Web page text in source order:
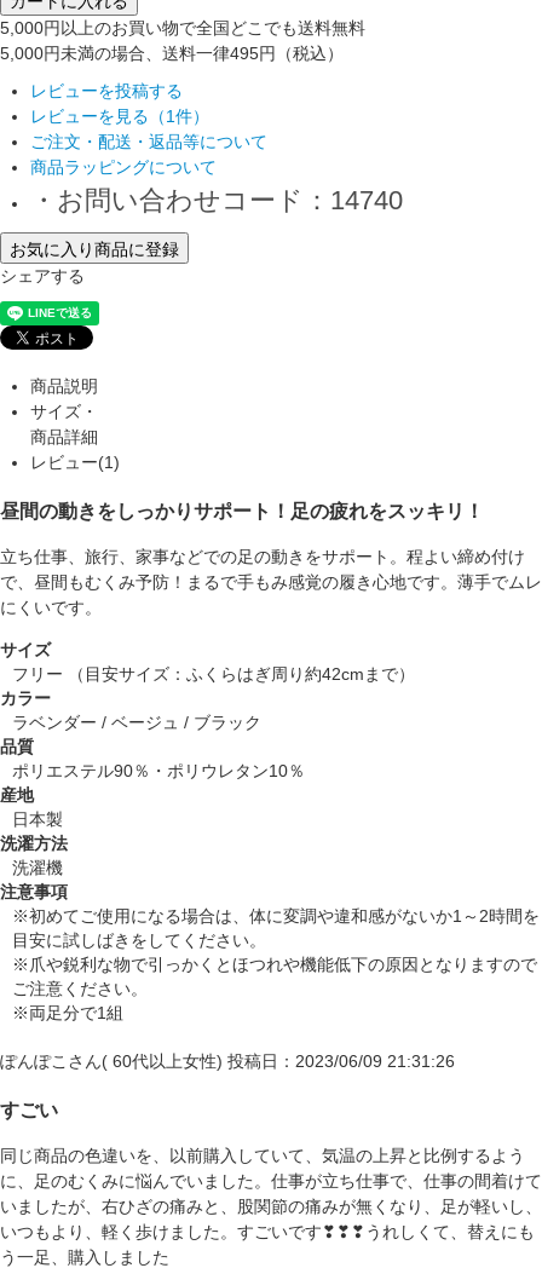
5,000円以上のお買い物で全国どこでも送料無料
5,000円未満の場合、送料一律495円（税込）
レビューを投稿する
レビューを見る（1件）
ご注文・配送・返品等について
商品ラッピングについて
・お問い合わせコード：14740
お気に入り商品に登録
シェアする
商品説明
サイズ・
商品詳細
レビュー(1)
昼間の動きをしっかりサポート！足の疲れをスッキリ！
立ち仕事、旅行、家事などでの足の動きをサポート。程よい締め付け
で、昼間もむくみ予防！まるで手もみ感覚の履き心地です。薄手でムレ
にくいです。
サイズ
フリー （目安サイズ：ふくらはぎ周り約42cmまで）
カラー
ラベンダー / ベージュ / ブラック
品質
ポリエステル90％・ポリウレタン10％
産地
日本製
洗濯方法
洗濯機
注意事項
※初めてご使用になる場合は、体に変調や違和感がないか1～2時間を
目安に試しばきをしてください。
※爪や鋭利な物で引っかくとほつれや機能低下の原因となりますので
ご注意ください。
※両足分で1組
ぽんぽこさん( 60代以上女性) 投稿日：2023/06/09 21:31:26
すごい
同じ商品の色違いを、以前購入していて、気温の上昇と比例するよう
に、足のむくみに悩んでいました。仕事が立ち仕事で、仕事の間着けて
いましたが、右ひざの痛みと、股関節の痛みが無くなり、足が軽いし、
いつもより、軽く歩けました。すごいです❣❣❣うれしくて、替えにも
う一足、購入しました